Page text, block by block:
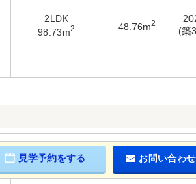
2LDK
98.73m2 48.76m2
(築
見学予約をする お問い合わ